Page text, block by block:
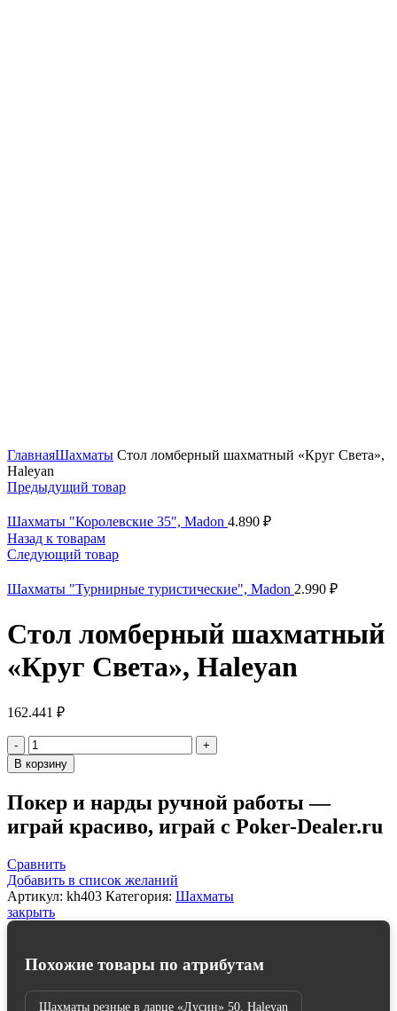
ГлавнаяШахматы Стол ломберный шахматный «Круг Света»,
Haleyan
Предыдущий товар
Шахматы "Королевские 35", Madon 4.890 ₽
Назад к товарам
Следующий товар
Шахматы "Турнирные туристические", Madon 2.990 ₽
Стол ломберный шахматный
«Круг Света», Haleyan
162.441 ₽
Количество
товара
Стол
шахматный
"Круг
Света",
В корзину
Покер и нарды ручной работы —
играй красиво, играй с Poker-Dealer.ru
Сравнить
Добавить в список желаний
Артикул: kh403 Категория: Шахматы
закрыть
Похожие товары по атрибутам
Шахматы резные в ларце «Лусин» 50, Haleyan